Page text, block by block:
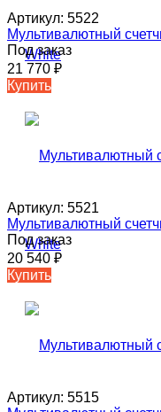
Артикул: 5522
Мультивалютный
Под заказ
21 770 ₽
Купить
Артикул: 5521
Мультивалютный
Под заказ
20 540 ₽
Купить
Артикул: 5515